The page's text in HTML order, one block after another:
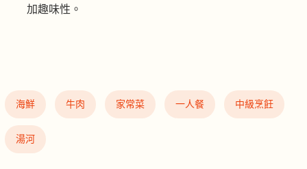
加趣味性。
海鮮 牛肉 家常菜 一人餐 中級烹飪
湯河